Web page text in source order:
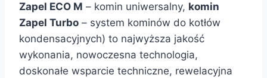
Zapel ECO M – komin uniwersalny, komin
Zapel Turbo – system kominów do kotłów
kondensacyjnych) to najwyższa jakość
wykonania, nowoczesna technologia,
doskonałe wsparcie techniczne, rewelacyjna